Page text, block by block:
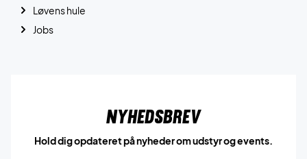
Løvens hule
Jobs
Nyhedsbrev
Hold dig opdateret på nyheder om udstyr og events.